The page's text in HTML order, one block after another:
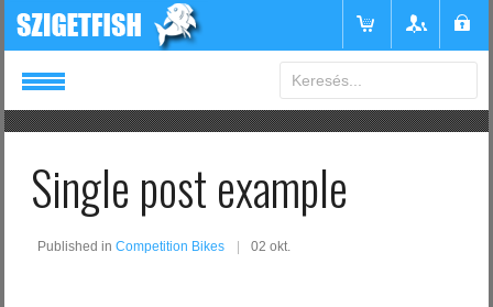
Single post example
Published in Competition Bikes 02 okt.
Login Register